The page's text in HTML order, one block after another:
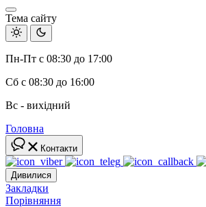
Тема сайту
Пн-Пт с 08:30 до 17:00
Сб с 08:30 до 16:00
Вс - вихідний
Головна
Контакти
Дивилися
Закладки
Порівняння